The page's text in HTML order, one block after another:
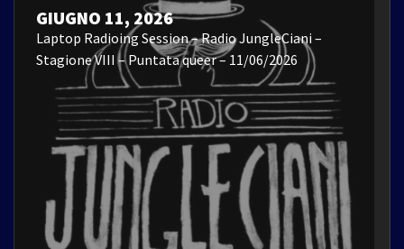
GIUGNO 11, 2026
Laptop Radioing Session – Radio JungleCiani –
Stagione VIII – Puntata queer – 11/06/2026